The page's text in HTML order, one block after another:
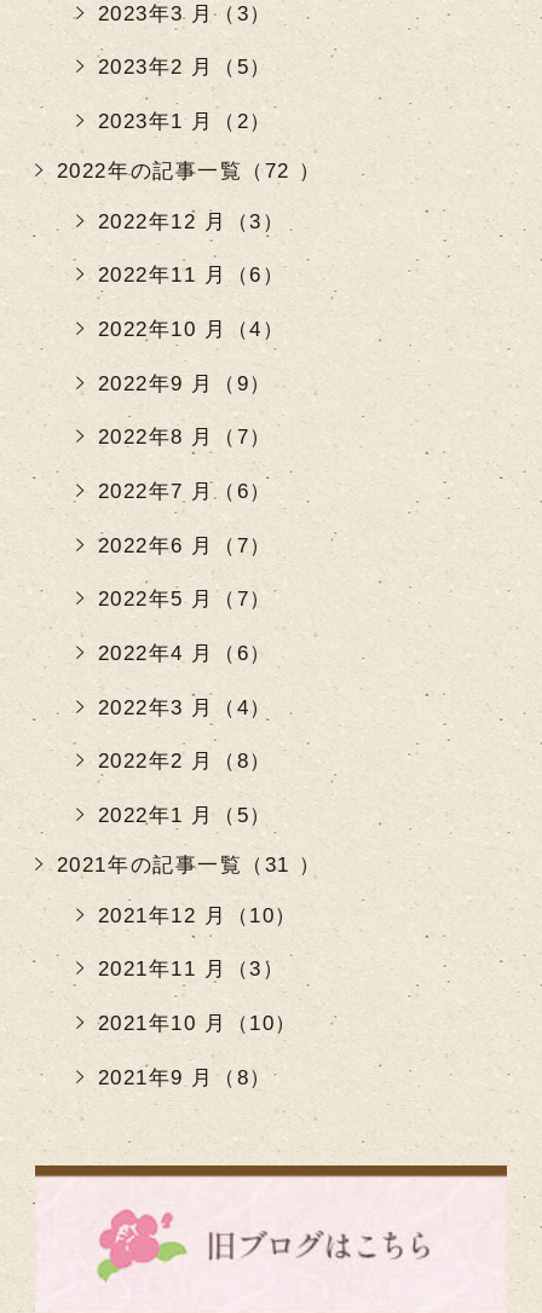
2023年3 月（3）
2023年2 月（5）
2023年1 月（2）
2022年の記事一覧（72 ）
2022年12 月（3）
2022年11 月（6）
2022年10 月（4）
2022年9 月（9）
2022年8 月（7）
2022年7 月（6）
2022年6 月（7）
2022年5 月（7）
2022年4 月（6）
2022年3 月（4）
2022年2 月（8）
2022年1 月（5）
2021年の記事一覧（31 ）
2021年12 月（10）
2021年11 月（3）
2021年10 月（10）
2021年9 月（8）